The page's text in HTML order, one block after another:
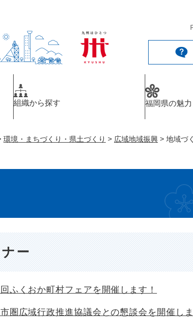
組織から探す 福岡県の魅力
環境・まちづくり・県土づくり > 広域地域振興 > 地域づ
ー
ふくおか町村フェアを開催します！
圏広域行政推進協議会との懇談会を開催し